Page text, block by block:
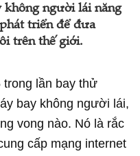
không người lái năng
triển để đưa
trên thế giới.
trong lần bay thử
bay không người lái,
vong nào. Nó là rắc
cấp mạng internet